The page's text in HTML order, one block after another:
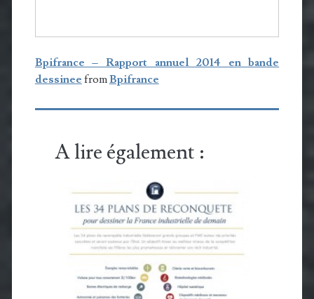
Bpifrance – Rapport annuel 2014 en bande
dessinee fromBpifrance
A lire également :